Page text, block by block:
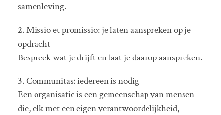
samenleving.
2. Missio et promissio: je laten aanspreken op je
opdracht
Bespreek wat je drijft en laat je daarop aanspreken.
3. Communitas: iedereen is nodig
Een organisatie is een gemeenschap van mensen
die, elk met een eigen verantwoordelijkheid,